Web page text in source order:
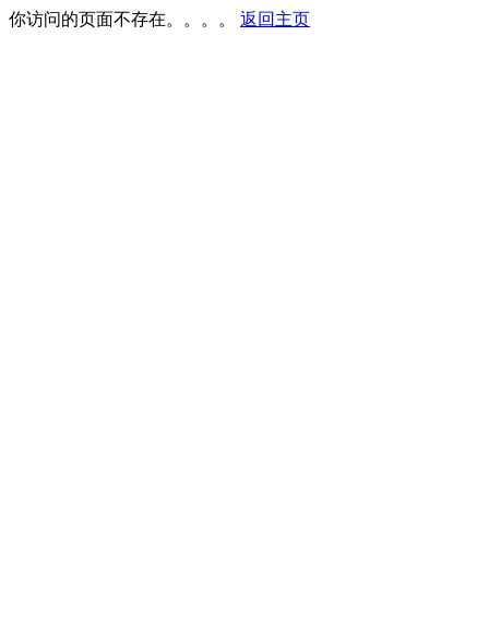
你访问的页面不存在。。。。 返回主页